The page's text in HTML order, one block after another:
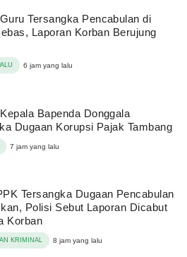
Tersangka Pencabulan di
Laporan Korban Berujung
6 jam yang lalu
Bapenda Donggala
Dugaan Korupsi Pajak Tambang
7 jam yang lalu
Tersangka Dugaan Pencabulan
Polisi Sebut Laporan Dicabut
Korban
KRIMINAL 8 jam yang lalu